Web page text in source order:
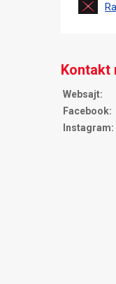
Kontakt
Websajt:
Facebook:
Instagram: